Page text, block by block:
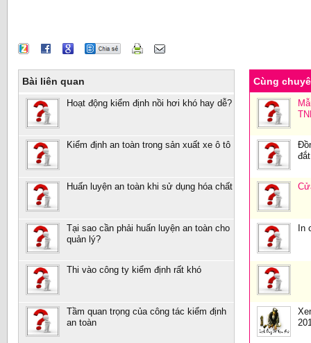
Bài liên quan
Hoạt động kiểm định nồi hơi khó hay dễ?
Kiểm định an toàn trong sản xuất xe ô tô
Huấn luyện an toàn khi sử dụng hóa chất
Tại sao cần phải huấn luyện an toàn cho
quản lý?
Thi vào công ty kiểm định rất khó
Tầm quan trọng của công tác kiểm định
an toàn
Cùng
In